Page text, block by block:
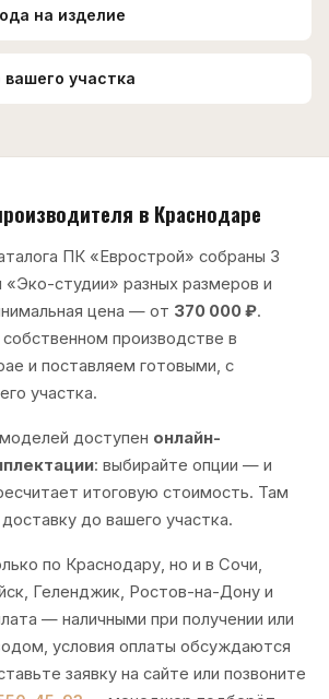
на изделие
участка
в Краснодаре
ПК «Еврострой» собраны 3
«Эко-студии» разных размеров и
цена — от 370 000 ₽.
собственном производстве в
и поставляем готовыми, с
участка.
доступен онлайн-
: выбирайте опции — и
итоговую стоимость. Там
до вашего участка.
по Краснодару, но и в Сочи,
Геленджик, Ростов-на-Дону и
— наличными при получении или
условия оплаты обсуждаются
заявку на сайте или позвоните